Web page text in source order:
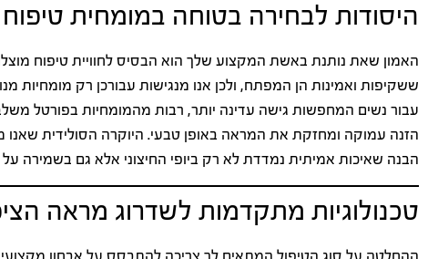
היסודות לבחירה בטוחה במומחית טיפוח
האמון שאת נותנת באשת המקצוע שלך הוא הבסיס לחוויית טיפוח
ששקיפות ואמינות הן המפתח, ולכן אנו מנגישות עבורכן רק מומחיות
עבור נשים המחפשות גישה עדינה יותר, רבות מהמומחיות בפורטל
הזנה עמוקה ומחזקת את המראה באופן טבעי. היוקרה הסולידית שאנו
הבנה שאיכות אמיתית נמדדת לא רק ביופי החיצוני אלא גם בשמירה על
טכנולוגיות מתקדמות לשדרוג מראה